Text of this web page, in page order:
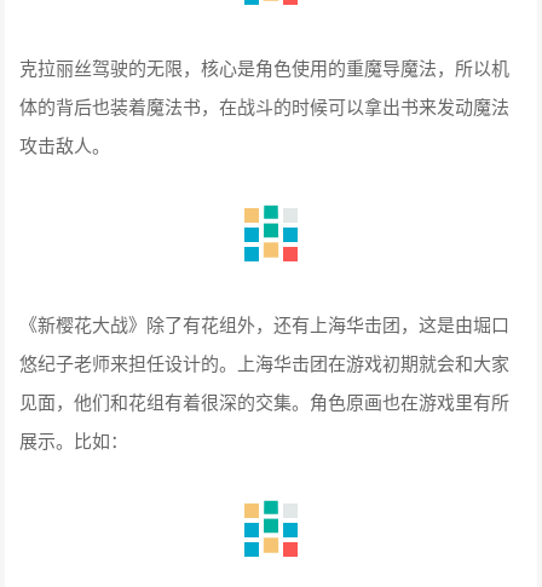
克拉丽丝驾驶的无限，核心是角色使用的重魔导魔法，所以机
体的背后也装着魔法书，在战斗的时候可以拿出书来发动魔法
攻击敌人。
《新樱花大战》除了有花组外，还有上海华击团，这是由堀口
悠纪子老师来担任设计的。上海华击团在游戏初期就会和大家
见面，他们和花组有着很深的交集。角色原画也在游戏里有所
展示。比如：